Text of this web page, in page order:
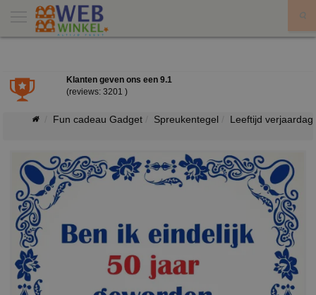
Klanten geven ons een 9.1
(reviews: 3201 )
Fun cadeau Gadget Spreukentegel Leeftijd verjaardag